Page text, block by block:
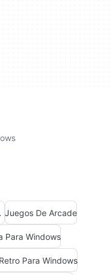
Juegos De Arcade
Para Windows
Para Windows